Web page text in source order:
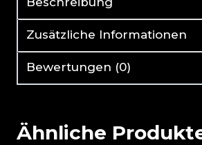
Zusätzliche Informationen
Bewertungen (0)
Ähnliche